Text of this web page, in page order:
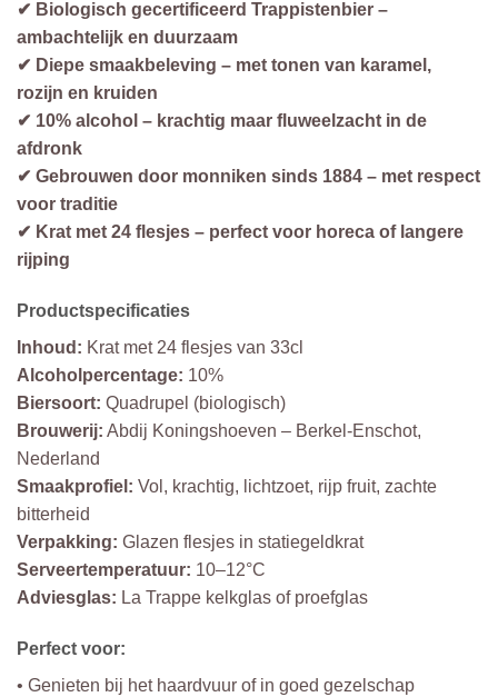
✔ Biologisch gecertificeerd Trappistenbier –
ambachtelijk en duurzaam
✔ Diepe smaakbeleving – met tonen van karamel,
rozijn en kruiden
✔ 10% alcohol – krachtig maar fluweelzacht in de
afdronk
✔ Gebrouwen door monniken sinds 1884 – met respect
voor traditie
✔ Krat met 24 flesjes – perfect voor horeca of langere
rijping
Productspecificaties
Inhoud: Krat met 24 flesjes van 33cl
Alcoholpercentage: 10%
Biersoort: Quadrupel (biologisch)
Brouwerij: Abdij Koningshoeven – Berkel-Enschot,
Nederland
Smaakprofiel: Vol, krachtig, lichtzoet, rijp fruit, zachte
bitterheid
Verpakking: Glazen flesjes in statiegeldkrat
Serveertemperatuur: 10–12°C
Adviesglas: La Trappe kelkglas of proefglas
Perfect voor:
• Genieten bij het haardvuur of in goed gezelschap